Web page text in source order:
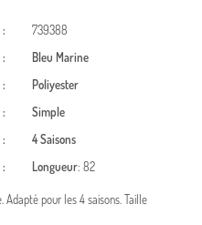
:
739388
:
Bleu Marine
:
Poliyester
:
Simple
:
4 Saisons
: Longueur: 82
Adapté pour les 4 saisons. Taille